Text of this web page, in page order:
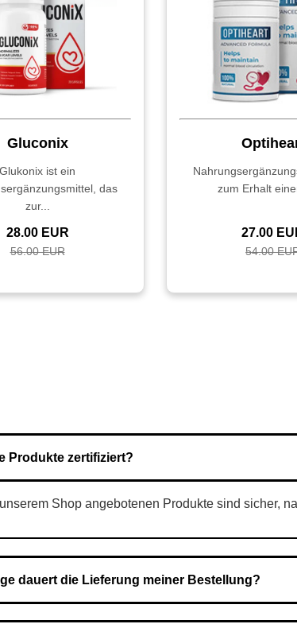
Gluconix
Glukonix ist ein
das
zur...
28.00 EUR
56.00 EUR
zum Erhalt
27.00
54.00
Produkte zertifiziert?
Shop angebotenen Produkte sind sicher,
dauert die Lieferung meiner Bestellung?